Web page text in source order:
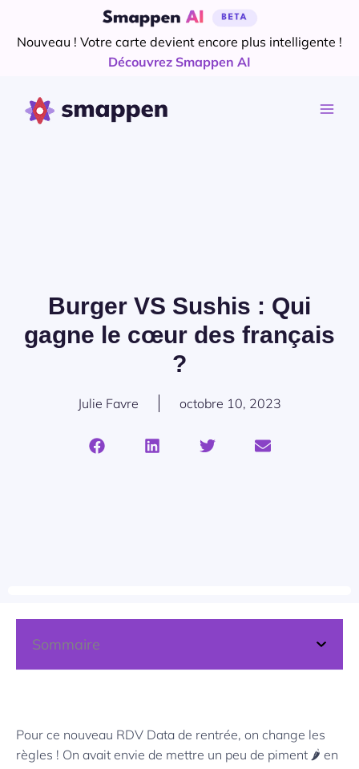
Nouveau ! Votre carte devient encore plus intelligente !
Découvrez Smappen AI
contenu
Burger VS Sushis : Qui
gagne le cœur des français
?
Julie Favre octobre 10, 2023
Sommaire
Pour ce nouveau RDV Data de rentrée, on change les
règles ! On avait envie de mettre un peu de piment 🌶️ en